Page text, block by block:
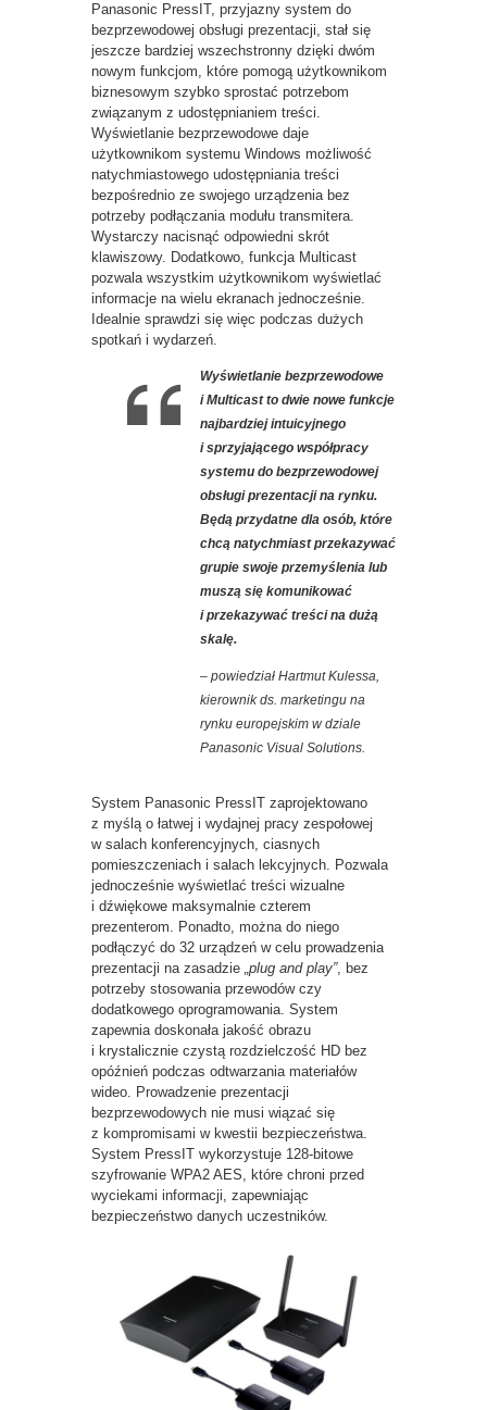
Panasonic PressIT, przyjazny system do
bezprzewodowej obsługi prezentacji, stał się
jeszcze bardziej wszechstronny dzięki dwóm
nowym funkcjom, które pomogą użytkownikom
biznesowym szybko sprostać potrzebom
związanym z udostępnianiem treści.
Wyświetlanie bezprzewodowe daje
użytkownikom systemu Windows możliwość
natychmiastowego udostępniania treści
bezpośrednio ze swojego urządzenia bez
potrzeby podłączania modułu transmitera.
Wystarczy nacisnąć odpowiedni skrót
klawiszowy. Dodatkowo, funkcja Multicast
pozwala wszystkim użytkownikom wyświetlać
informacje na wielu ekranach jednocześnie.
Idealnie sprawdzi się więc podczas dużych
spotkań i wydarzeń.
Wyświetlanie bezprzewodowe
i Multicast to dwie nowe funkcje
najbardziej intuicyjnego
i sprzyjającego współpracy
systemu do bezprzewodowej
obsługi prezentacji na rynku.
Będą przydatne dla osób, które
chcą natychmiast przekazywać
grupie swoje przemyślenia lub
muszą się komunikować
i przekazywać treści na dużą
skalę.
– powiedział Hartmut Kulessa,
kierownik ds. marketingu na
rynku europejskim w dziale
Panasonic Visual Solutions.
System Panasonic PressIT zaprojektowano
z myślą o łatwej i wydajnej pracy zespołowej
w salach konferencyjnych, ciasnych
pomieszczeniach i salach lekcyjnych. Pozwala
jednocześnie wyświetlać treści wizualne
i dźwiękowe maksymalnie czterem
prezenterom. Ponadto, można do niego
podłączyć do 32 urządzeń w celu prowadzenia
prezentacji na zasadzie „plug and play”, bez
potrzeby stosowania przewodów czy
dodatkowego oprogramowania. System
zapewnia doskonała jakość obrazu
i krystalicznie czystą rozdzielczość HD bez
opóźnień podczas odtwarzania materiałów
wideo. Prowadzenie prezentacji
bezprzewodowych nie musi wiązać się
z kompromisami w kwestii bezpieczeństwa.
System PressIT wykorzystuje 128-bitowe
szyfrowanie WPA2 AES, które chroni przed
wyciekami informacji, zapewniając
bezpieczeństwo danych uczestników.